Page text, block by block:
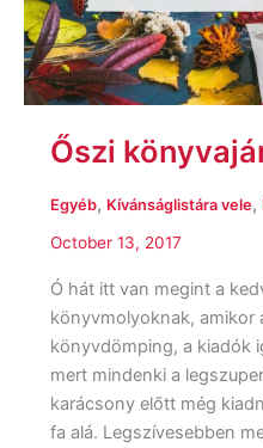
Őszi
Egyéb, Kívánságlistára vele,
October 13, 2017
Ó hát itt van megint a
könyvmolyoknak, amikor
könyvdömping, a kiadók
mert mindenki a
karácsony előtt még
fa alá. Legszívesebben